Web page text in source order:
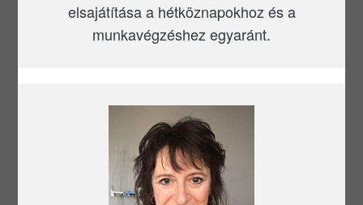
elsajátítása a hétköznapokhoz és a
munkavégzéshez egyaránt.